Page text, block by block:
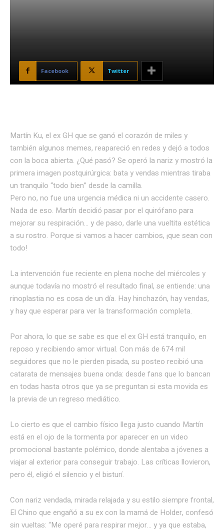
Facebook Twitter
Martín Ku, el ex GH que se ganó el corazón de miles y
también algunos memes, reapareció en redes y dejó a todos
con la boca abierta. ¿Qué pasó? Se operó la nariz y mostró la
primera imagen postquirúrgica: bata y vendas mientras tiraba
un tranquilo “todo bien” desde la camilla.
Pero no, no fue una urgencia médica ni un accidente casero.
Nada de eso. Martín decidió pasar por el quirófano para
mejorar su respiración… y de paso, darle una vueltita estética
a su rostro. Porque si vamos a hacer cambios, ¡que sean con
todo!
La intervención fue reciente en plena noche del miércoles y
aunque todavía no mostró el resultado final, se entiende: una
rinoplastia no es cosa de un día. Hay hinchazón, hay vendas,
y hay que esperar para ver la transformación completa.
Por ahora, lo que se sabe es que el ex GH está tranquilo, en
reposo y recibiendo amor virtual. Con más de 674 mil
seguidores que no le pierden pisada, su posteo recibió una
catarata de mensajes buena onda: desde fans que lo bancan
en todas hasta otros que ya se preguntan si esta movida es
la previa de un regreso mediático.
Lo cierto es que el cambio físico llega justo cuando Martín
está en el ojo de la tormenta por aparecer en un video
promocional bastante polémico, donde alentaba a jóvenes a
viajar al exterior para conseguir trabajo. Las críticas llovieron,
pero él, eligió el silencio y el bisturí.
Con nariz vendada, mirada relajada y su estilo siempre frontal,
El Chino que engañó a su ex con la mamá de Holder, confesó
sin vueltas: “Me operé para respirar mejor… y ya que estaba,